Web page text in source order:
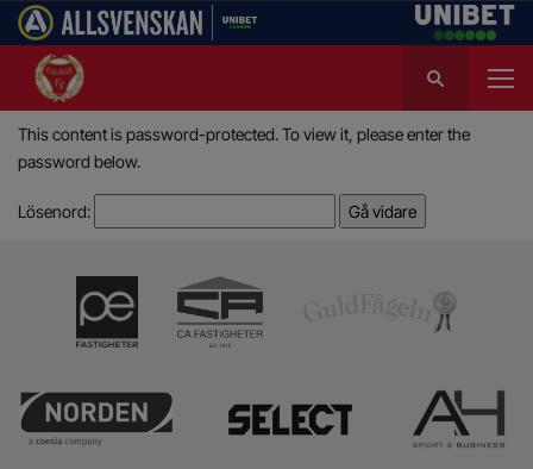
k
e
This content is password-protected. To view it, please enter the
password below.
Lösenord: